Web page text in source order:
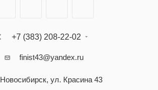
+7 (383) 208-22-02
finist43@yandex.ru
Новосибирск, ул. Красина 43